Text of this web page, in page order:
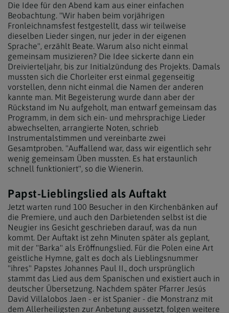
Die Idee für den Abend kam aus einer einfachen
Beobachtung. "Wir haben beim vorjährigen
Fronleichnamsfest festgestellt, dass wir teilweise
dieselben Lieder singen, nur jeder in der eigenen
Sprache", erzählt Beate. Warum also nicht einmal
gemeinsam musizieren? Die Idee sickerte dann ein
Dreivierteljahr, bis zur Initialzündung des Projekts. Damals
mussten sich die Chorleiter erst einmal gegenseitig
vorstellen, denn nicht einmal die Namen der anderen
kannte man. Mit Begeisterung wurde dann aber der
Rückstand im Nu aufgeholt, man entwarf gemeinsam das
Programm, in dem sich ein- und mehrsprachige Lieder
abwechselten, arrangierte Noten, schrieb
Instrumentalstimmen und vereinbarte zwei
Gesamtproben. "Auffallend war, dass wir eigentlich sehr
wenig gemeinsam Üben mussten. Es hat erstaunlich
schnell funktioniert", so die Wienerin.
Papst-Lieblingslied als Auftakt
Jetzt warten rund 100 Besucher in den Kirchenbänken auf
die Premiere, und auch den Darbietenden selbst ist die
Neugier ins Gesicht geschrieben darauf, was da nun
kommt. Der Auftakt ist zehn Minuten später als geplant,
mit der "Barka" als Eröffnungslied. Für die Polen eine Art
geistliche Hymne, galt es doch als Lieblingsnummer
"ihres" Papstes Johannes Paul II., doch ursprünglich
stammt das Lied aus dem Spanischen und existiert auch in
deutscher Übersetzung. Nachdem später Pfarrer Jesús
David Villalobos Jaen - er ist Spanier - die Monstranz mit
dem Allerheiligsten zur Anbetung aussetzt, folgen weitere